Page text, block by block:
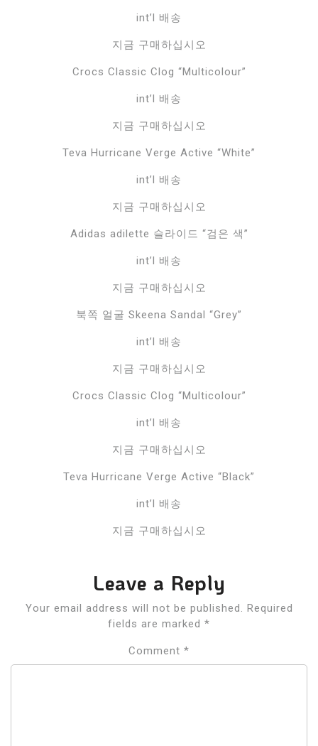
int’l 배송
지금 구매하십시오
Crocs Classic Clog “Multicolour”
int’l 배송
지금 구매하십시오
Teva Hurricane Verge Active “White”
int’l 배송
지금 구매하십시오
Adidas adilette 슬라이드 “검은 색”
int’l 배송
지금 구매하십시오
북쪽 얼굴 Skeena Sandal “Grey”
int’l 배송
지금 구매하십시오
Crocs Classic Clog “Multicolour”
int’l 배송
지금 구매하십시오
Teva Hurricane Verge Active “Black”
int’l 배송
지금 구매하십시오
Leave a Reply
Your email address will not be published.
Required
fields are marked *
Comment *